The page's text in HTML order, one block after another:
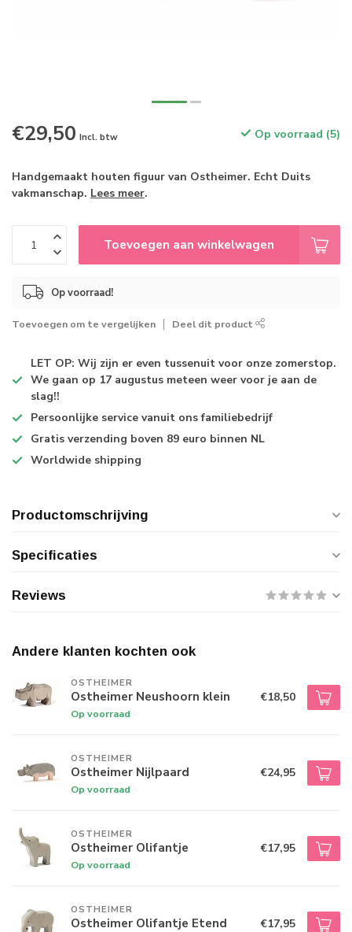
€29,50 Incl. btw Op voorraad (5)
Handgemaakt houten figuur van Ostheimer. Echt Duits
vakmanschap. Lees meer.
Toevoegen aan winkelwagen
Op voorraad!
Toevoegen om te vergelijken Deel dit product
LET OP: Wij zijn er even tussenuit voor onze zomerstop.
We gaan op 17 augustus meteen weer voor je aan de
slag!!
Persoonlijke service vanuit ons familiebedrijf
Gratis verzending boven 89 euro binnen NL
Worldwide shipping
Productomschrijving
Specificaties
Reviews
Andere klanten kochten ook
OSTHEIMER
Ostheimer Neushoorn klein
Op voorraad
€18,50
OSTHEIMER
Ostheimer Nijlpaard
Op voorraad
€24,95
OSTHEIMER
Ostheimer Olifantje
Op voorraad
€17,95
OSTHEIMER
Ostheimer Olifantje Etend €17,95